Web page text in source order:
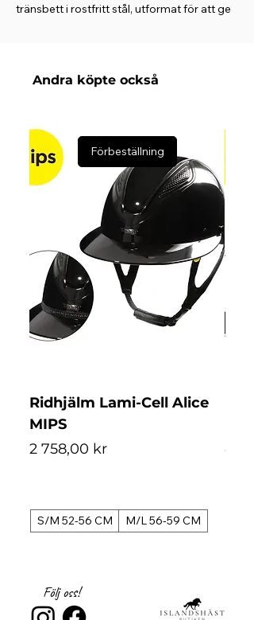
tränsbett i rostfritt stål, utformat för att ge
Egenskaper:
Tredelad mundel med droppe i mitten
mer följsam känsla
Fasta ringar ger bettet ökad stabilitet i
munnen och minskar risken för att
huden nyps
Den fasta konstruktionen innebär något
långsammare eftergift än bett med lösa
ringar – passar bra för ryttare som vill ha
en mer konsekvent kontakt
Material:Rostfritt stål
Ett pålitligt vardagsbett som kombinerar
komfort, kontroll och hållbarhet.
Andra köpte också
Förbeställning
Ridhjälm Lami-Cell Alice
MIPS
Pris
2 758,00 kr
S/M 52-56 CM M/L 56-59 CM
Pris
4
Följ oss!